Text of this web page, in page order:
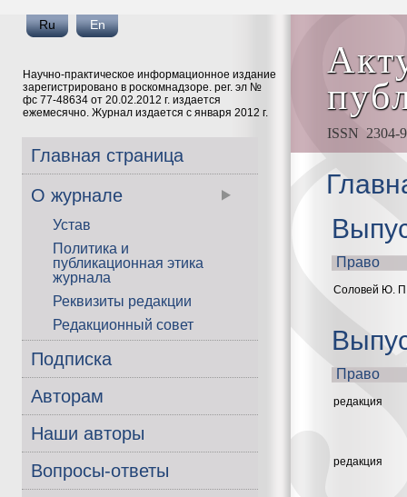
En
Ru
Научно-практическое информационное издание
зарегистрировано в роскомнадзоре. рег. эл №
фс 77-48634 от 20.02.2012 г. издается
ежемесячно. Журнал издается с января 2012 г.
Главная страница
О журнале
Устав
Политика и
публикационная этика
журнала
Реквизиты редакции
Редакционный совет
Подписка
Авторам
Наши авторы
Вопросы-ответы
ISSN 2304-
Право
Соловей Ю.
Право
pедакция
pедакция